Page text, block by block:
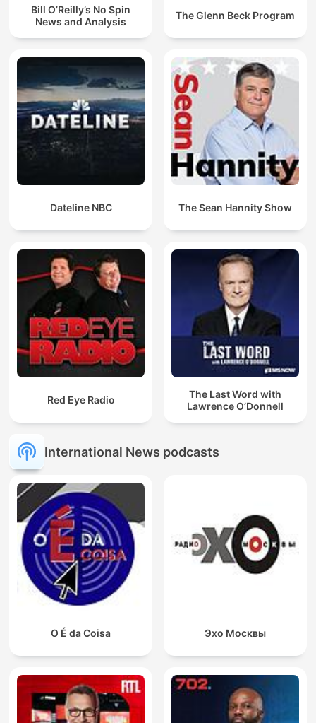
Bill O’Reilly’s No Spin
News and Analysis
The Glenn Beck Program
Dateline NBC The Sean Hannity Show
Red Eye Radio
The Last Word with
Lawrence O’Donnell
International News podcasts
O É da Coisa Эхо Москвы